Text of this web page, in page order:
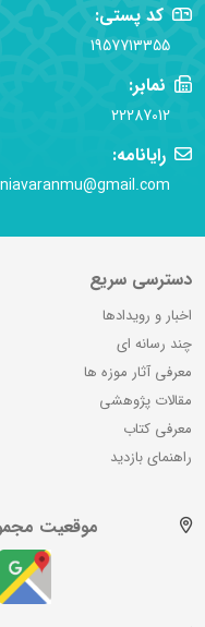
کد پستی:
1957713355
نمابر:
22287012
رایانامه:
niavaranmu@gmail.com
دسترسی سریع
اخبار و رویدادها
چند رسانه ای
معرفی آثار موزه ها
مقالات پژوهشی
معرفی کتاب
راهنمای بازدید
موقعیت